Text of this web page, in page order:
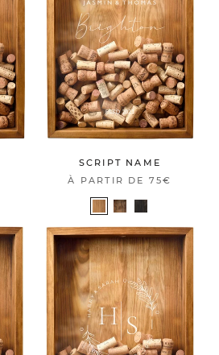
SCRIPT NAME
À PARTIR DE 75€